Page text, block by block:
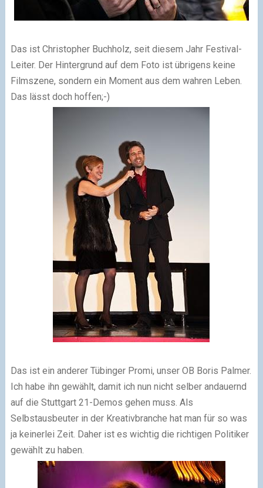
Das ist Christopher Buchholz, seit diesem Jahr Festival-
Leiter. Der Hintergrund auf dem Foto ist übrigens keine
Filmszene, sondern ein Moment aus dem wahren Leben.
Das lässt doch hoffen;-)
Das ist ein anderer Tübinger Promi, unser OB Boris Palmer.
Ich habe ihn gewählt, damit ich nun nicht selber andauernd
auf die Stuttgart 21-Demos gehen muss. Als
Selbstausbeuter in der Kreativbranche hat man für so was
ja keinerlei Zeit. Daher ist es wichtig die richtigen Politiker
gewählt zu haben.